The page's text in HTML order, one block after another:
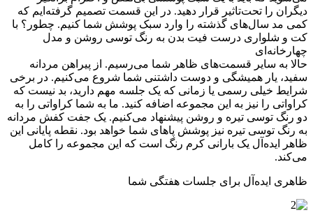
دیگران را تحت‌تاثیر قرار دهید. در این قسمت تصمیم گرفته‌ایم که
کمی مد سال‌های گذشته را وارد سبک پوشش شما کنیم. چطور؟ با
کت و شلواری درست فیت بدن به رنگ توسی روشن و مدل
چهارخانه‌ای
حالا به سایر قسمت‌های ظاهر شما می‌رسیم. از پیراهن مردانه
سفید، یار همیشگی و دوست داشتنی شما شروع می‌کنیم. در برخی
شرایط خیلی رسمی یا زمانی که یک جلسه مهم دارید، بد نیست که
کراواتی را نیز به این مجموعه اضافه کنید. ما به شما کراواتی را به
دو رنگ توسی تیره و روشن پیشنهاد می‌کنیم. یک جفت کفش مردانه
به رنگ توسی تیره نیز پوشش پاهای شما خواهد بود. نقطه پایانی این
ظاهر ایده‌آل یک بارانی کرم رنگ است که این مجموعه را کامل
می‌کند.
ظاهری ایده‌آل برای جلسات هفتگی شما